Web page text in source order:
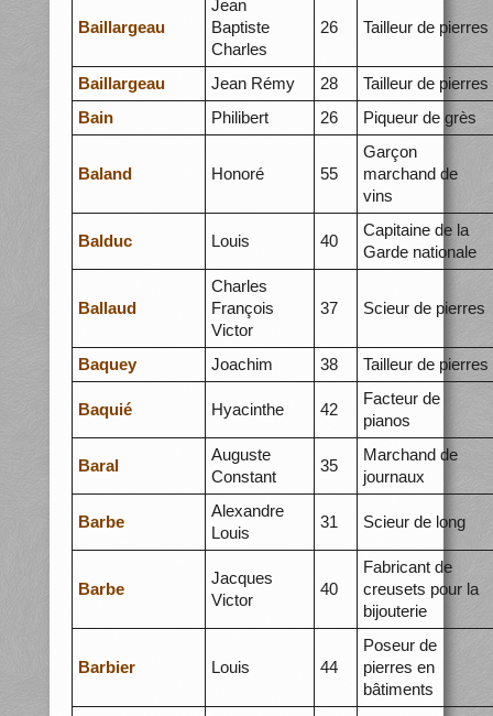
Baillargeau
Jean
Baptiste
Charles
26 Tailleur de pierres
Baillargeau Jean Rémy 28
Tailleur de pierres
Bain
Philibert 26 Piqueur de grès
Baland Honoré 55
Garçon
marchand de
vins
Balduc Louis 40
Capitaine de la
Garde nationale
Ballaud
Charles
François
Victor
37 Scieur de pierres
Baquey Joachim 38 Tailleur de pierres
Baquié Hyacinthe 42
Facteur de
pianos
Baral
Auguste
Constant
35
Marchand de
journaux
Barbe
Alexandre
Louis
31 Scieur de long
Barbe
Jacques
Victor
40
Fabricant de
creusets pour la
bijouterie
Barbier Louis 44
Poseur de
pierres en
bâtiments